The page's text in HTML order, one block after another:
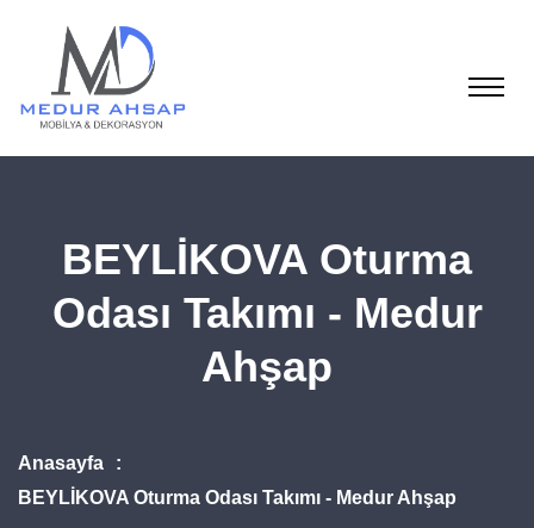
BEYLİKOVA Oturma
Odası Takımı - Medur
Ahşap
Anasayfa
BEYLİKOVA Oturma Odası Takımı - Medur Ahşap